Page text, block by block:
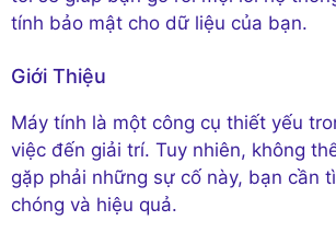
tính bảo mật cho dữ liệu của bạn.
Giới Thiệu
Máy tính là một công cụ thiết yếu
việc đến giải trí. Tuy nhiên, không
gặp phải những sự cố này, bạn cần
chóng và hiệu quả.